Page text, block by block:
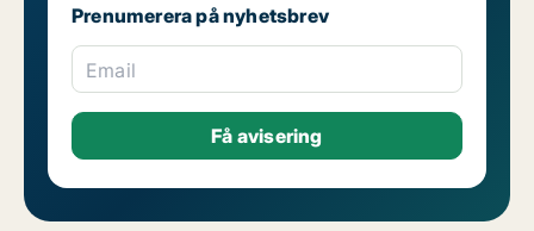
Prenumerera på nyhetsbrev
Email